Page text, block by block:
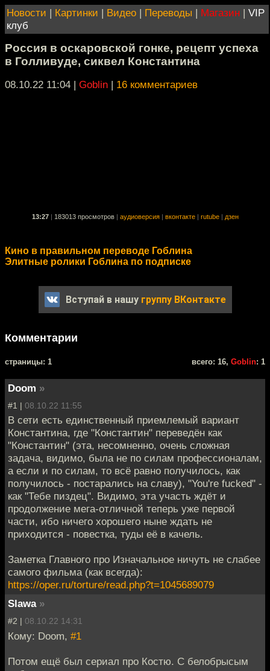
Новости | Картинки | Видео | Переводы | Магазин | VIP
клуб
Россия в оскаровской гонке, рецепт успеха
в Голливуде, сиквел Константина
08.10.22 11:04 | Goblin | 16 комментариев
13:27 183013 просмотров аудиоверсия вконтакте rutube дзен
Кино в правильном переводе Гоблина
Элитные ролики Гоблина по подписке
Вступай в нашу группу ВКонтакте
Комментарии
cтраницы: 1 всего: 16, Goblin: 1
Doom »
#1 | 08.10.22 11:55
В сети есть единственный приемлемый вариант
Константина, где "Константин" переведён как
"Константин" (эта, несомненно, очень сложная
задача, видимо, была не по силам профессионалам,
а если и по силам, то всё равно получилось, как
получилось - постарались на славу), "You're fucked" -
как "Тебе пиздец". Видимо, эта участь ждёт и
продолжение мега-отличной теперь уже первой
части, ибо ничего хорошего ныне ждать не
приходится - повестка, туды её в качель.
Заметка Главного про Изначальное ничуть не слабее
самого фильма (как всегда):
https://oper.ru/torture/read.php?t=1045689079
Slawa »
#2 | 08.10.22 14:31
Кому: Doom, #1
Потом ещё был сериал про Костю. С белобрысым